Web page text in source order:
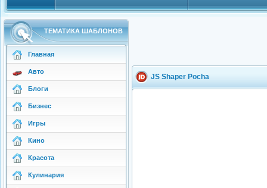
ТЕМАТИКА ШАБЛОНОВ
Главная
Авто
Блоги
Бизнес
Игры
Кино
Красота
Кулинария
JS Shaper Pocha